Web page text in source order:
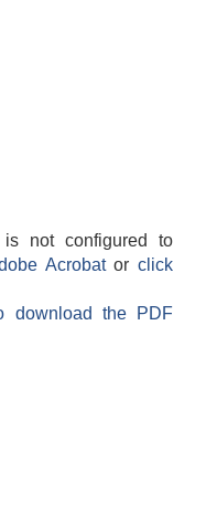
is not configured to
Acrobatorclick
download the PDF